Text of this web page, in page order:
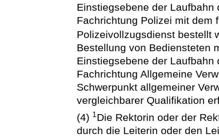
Einstiegsebene der
Fachrichtung Polizei mit dem
Polizeivollzugsdienst bestellt
Bestellung von Bediensteten
Einstiegsebene der
Fachrichtung Allgemeine
Schwerpunkt allgemeiner
vergleichbarer Qualifikation
(4) 1Die Rektorin oder der
durch die Leiterin oder den